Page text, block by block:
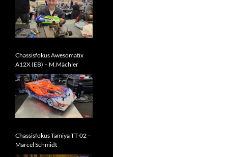
Chassisfokus Awesomatix
A12X (EB) – M.Mächler
Chassisfokus Tamiya TT-02 –
Marcel Schmidt